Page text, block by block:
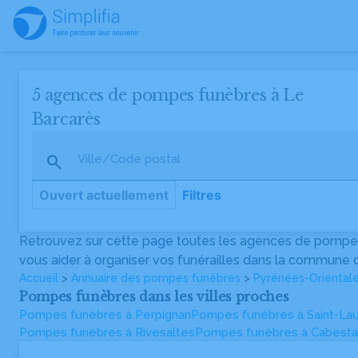
5 agences de pompes funèbres à Le
Barcarès
Ville/Code postal
Ouvert actuellement Filtres
Assistance funéraire Salamone
Agence vérifiée
4.9
(692) •Ouvert jusqu’à 23h59
26 Avenue Annibal, 66420 Le Barcarès
06 58 47 33 36
Retrouvez sur cette page toutes les agences de
vous aider à organiser vos funérailles dans la
Accueil > Annuaire des pompes funèbres > Pyrénées-
Pompes funèbres dans les villes proches
Pompes funèbres à PerpignanPompes funèbres à Saint-
Pompes funèbres à RivesaltesPompes funèbres à